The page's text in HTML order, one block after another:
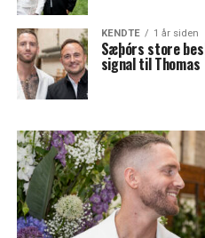
KENDTE 1 år siden
Sæþórs store
signal til Thomas